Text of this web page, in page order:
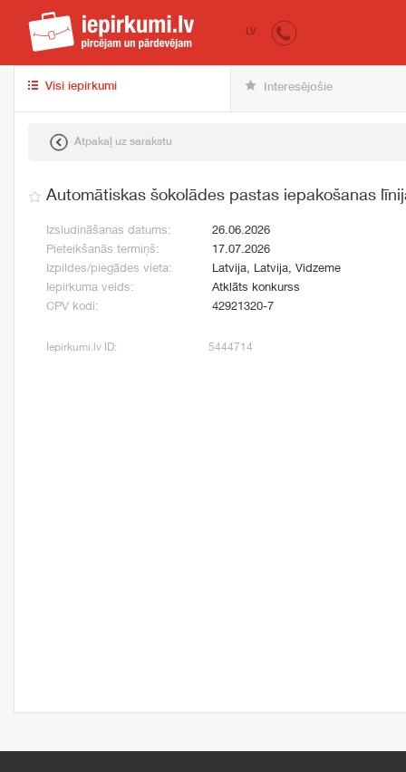
iepirkumi.lv
LV
Visi iepirkumi Interesējošie
Atpakaļ uz sarakstu
Automātiskas šokolādes pastas iepakošanas
Izsludināšanas datums:
26.06.2026
Pieteikšanās termiņš:
17.07.2026
Izpildes/piegādes vieta:
Latvija, Latvija, Vidzeme
Iepirkuma veids:
Atklāts konkurss
CPV kodi:
42921320-7
Iepirkumi.lv ID: 5444714